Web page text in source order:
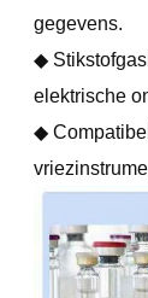
gegevens.
◆
elektrische
◆